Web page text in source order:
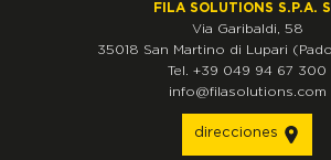
FILA SOLUTIONS S.P.A.
Via Garibaldi, 58
35018 San Martino di Lupari
Tel. +39 049 94 67 300
info@filasolutions.com
direcciones